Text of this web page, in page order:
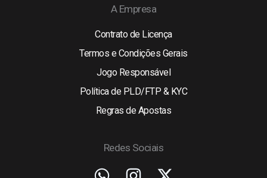
A Empresa
Contrato de Licença
Termos e Condições Gerais
Jogo Responsável
Política de PLD/FTP & KYC
Regras de Apostas
Redes Sociais